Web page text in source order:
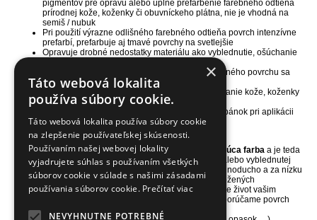
pigmentov pre opravu alebo úplné prefarbenie farebného odtieňa
prírodnej kože, koženky či obuvníckeho plátna, nie je vhodná na
semiš / nubuk
Pri použití výrazne odlišného farebného odtieňa povrch intenzívne
prefarbí, prefarbuje aj tmavé povrchy na svetlejšie
Opravuje drobné nedostatky materiálu ako vyblednutie, ošúchanie
a menšie odreniny, vracia materiálom ich farbu
Zachováva pôvodnú štruktúru povrchu, do farbeného povrchu sa
vsiakne a vďaka tomu nepraská a ani sa nelúpe
Skvelá i pre maľovanie alebo kreatívne dekorovanie kože, koženky
a obuvníckeho plátna
Jedno balenie 25ml vystačí na plochu 1 páru topánok pri aplikácii
1-2 vrstiev farby
Balenie obsahuje aj nanášaciu a brúsnu hubku
NÁŠ TIP- farba na kožu TRG Easy Dye je vysoko kryjúca farba a je teda
ideálna pre farbenie nepoškodenej, málo poškodenej alebo vyblednutej
kože, koženky či vyšúchaného obuvníckeho plátna. Jednoducho a za nízku
cenu zachránite poškodený povrch vašich topánok a kožených
doplnkov alebo zmeníte ich farbu na krajší odtieň. Vrátite život vašim
obľúbeným topánkam a doplnkom. Pred aplikáciou odporúčame povrch
vyčistiť a odmastniť čističom
Universal cleaner.
×
Táto webová lokalita
používa súbory cookie.
Táto webová lokalita používa súbory cookie
na zlepšenie používateľskej skúsenosti.
Používaním našej webovej lokality
vyjadrujete súhlas s používaním všetkých
súborov cookie v súlade s našimi zásadami
používania súborov cookie. Prečítať viac
NEVYHNUTNE POTREBNÉ